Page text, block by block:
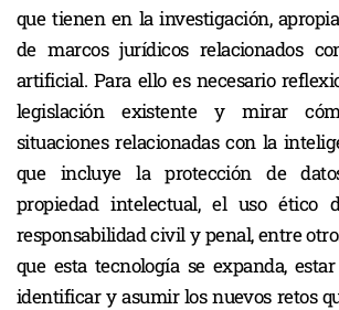
que tienen en la investigación,
de marcos jurídicos relacionados
artificial. Para ello es necesario
legislación existente y mirar
situaciones relacionadas con la
que incluye la protección de
propiedad intelectual, el uso ético
responsabilidad civil y penal, entre
que esta tecnología se expanda,
identificar y asumir los nuevos retos